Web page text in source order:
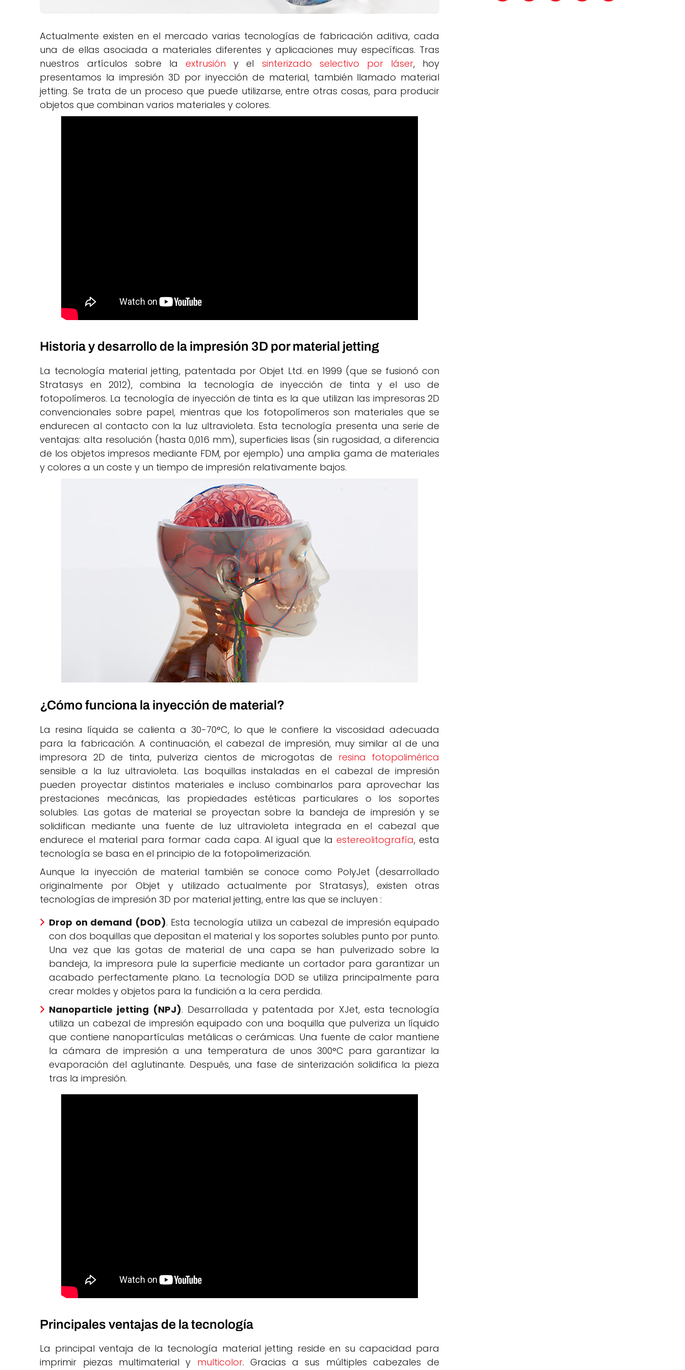
Actualmente existen en el mercado varias tecnologías de fabricación aditiva, cada
una de ellas asociada a materiales diferentes y aplicaciones muy específicas. Tras
nuestros artículos sobre laextrusión y el sinterizado selectivo por láser, hoy
presentamos la impresión 3D por inyección de material, también llamado material
jetting. Se trata de un proceso que puede utilizarse, entre otras cosas, para producir
objetos que combinan varios materiales y colores.
Historia y desarrollo de la impresión 3D por material jetting
La tecnología material jetting, patentada por Objet Ltd. en 1999 (que se fusionó con
Stratasys en 2012), combina la tecnología de inyección de tinta y el uso de
fotopolímeros. La tecnología de inyección de tinta es la que utilizan las impresoras 2D
convencionales sobre papel, mientras que los fotopolímeros son materiales que se
endurecen al contacto con la luz ultravioleta. Esta tecnología presenta una serie de
ventajas: alta resolución (hasta 0,016 mm), superficies lisas (sin rugosidad, a diferencia
de los objetos impresos mediante FDM, por ejemplo) una amplia gama de materiales
y colores a un coste y un tiempo de impresión relativamente bajos.
¿Cómo funciona la inyección de material?
La resina líquida se calienta a 30-70°C, lo que le confiere la viscosidad adecuada
para la fabricación. A continuación, el cabezal de impresión, muy similar al de una
impresora 2D de tinta, pulveriza cientos de microgotas de resina fotopolimérica
sensible a la luz ultravioleta. Las boquillas instaladas en el cabezal de impresión
pueden proyectar distintos materiales e incluso combinarlos para aprovechar las
prestaciones mecánicas, las propiedades estéticas particulares o los soportes
solubles. Las gotas de material se proyectan sobre la bandeja de impresión y se
solidifican mediante una fuente de luz ultravioleta integrada en el cabezal que
endurece el material para formar cada capa. Al igual que laestereolitografía, esta
tecnología se basa en el principio de la fotopolimerización.
Aunque la inyección de material también se conoce como PolyJet (desarrollado
originalmente por Objet y utilizado actualmente por Stratasys), existen otras
tecnologías de impresión 3D por material jetting, entre las que se incluyen :
Drop on demand (DOD). Esta tecnología utiliza un cabezal de impresión equipado
con dos boquillas que depositan el material y los soportes solubles punto por punto.
Una vez que las gotas de material de una capa se han pulverizado sobre la
bandeja, la impresora pule la superficie mediante un cortador para garantizar un
acabado perfectamente plano. La tecnología DOD se utiliza principalmente para
crear moldes y objetos para la fundición a la cera perdida.
Nanoparticle jetting (NPJ). Desarrollada y patentada por XJet, esta tecnología
utiliza un cabezal de impresión equipado con una boquilla que pulveriza un líquido
que contiene nanopartículas metálicas o cerámicas. Una fuente de calor mantiene
la cámara de impresión a una temperatura de unos 300°C para garantizar la
evaporación del aglutinante. Después, una fase de sinterización solidifica la pieza
tras la impresión.
Principales ventajas de la tecnología
La principal ventaja de la tecnología material jetting reside en su capacidad para
imprimir piezas multimaterial y multicolor. Gracias a sus múltiples cabezales de